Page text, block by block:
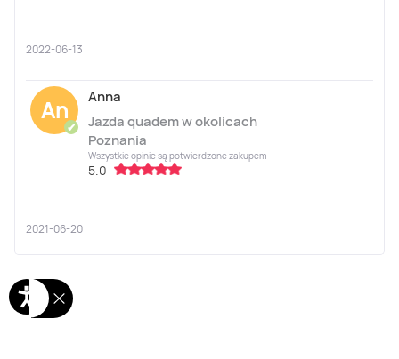
2022-06-13
An
✔
Anna
Jazda quadem w okolicach
Poznania
Wszystkie opinie są potwierdzone zakupem
5.0
2021-06-20